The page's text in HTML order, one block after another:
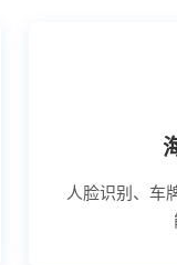
人脸识别、车